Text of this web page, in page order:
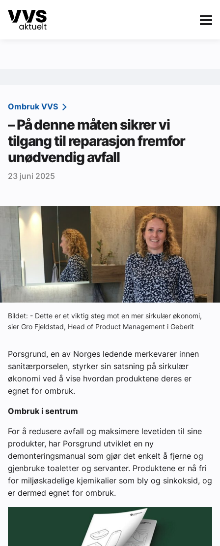
Kategorier
Sanitær
Ventilasjon
Varme og energi
Aktuelle prosjekter
Om VVS Aktuelt
Kontakt oss:
Abonner på fagbladet Byggfakta Nyheter
Annonsere i VVS Aktuelt
Kontakt oss
eBlad
Ombruk VVS
– På denne måten sikrer vi
tilgang til reparasjon fremfor
unødvendig avfall
23 juni 2025
Bildet: - Dette er et viktig steg mot en mer sirkulær økonomi,
sier Gro Fjeldstad, Head of Product Management i Geberit
Porsgrund, en av Norges ledende merkevarer innen
sanitærporselen, styrker sin satsning på sirkulær
økonomi ved å vise hvordan produktene deres er
egnet for ombruk.
Ombruk i sentrum
For å redusere avfall og maksimere levetiden til sine
produkter, har Porsgrund utviklet en ny
demonteringsmanual som gjør det enkelt å fjerne og
gjenbruke toaletter og servanter. Produktene er nå fri
for miljøskadelige kjemikalier som bly og sinkoksid, og
er dermed egnet for ombruk.